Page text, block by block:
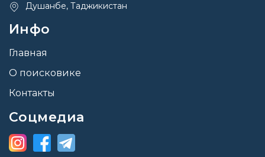
Душанбе, Таджикистан
Инфо
Главная
О поисковике
Контакты
Соцмедиа